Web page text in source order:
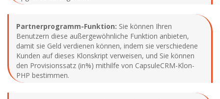
Partnerprogramm-Funktion: Sie können Ihren
Benutzern diese außergewöhnliche Funktion anbieten,
damit sie Geld verdienen können, indem sie verschiedene
Kunden auf dieses Klonskript verweisen, und Sie können
den Provisionssatz (in%) mithilfe von CapsuleCRM-Klon-
PHP bestimmen.